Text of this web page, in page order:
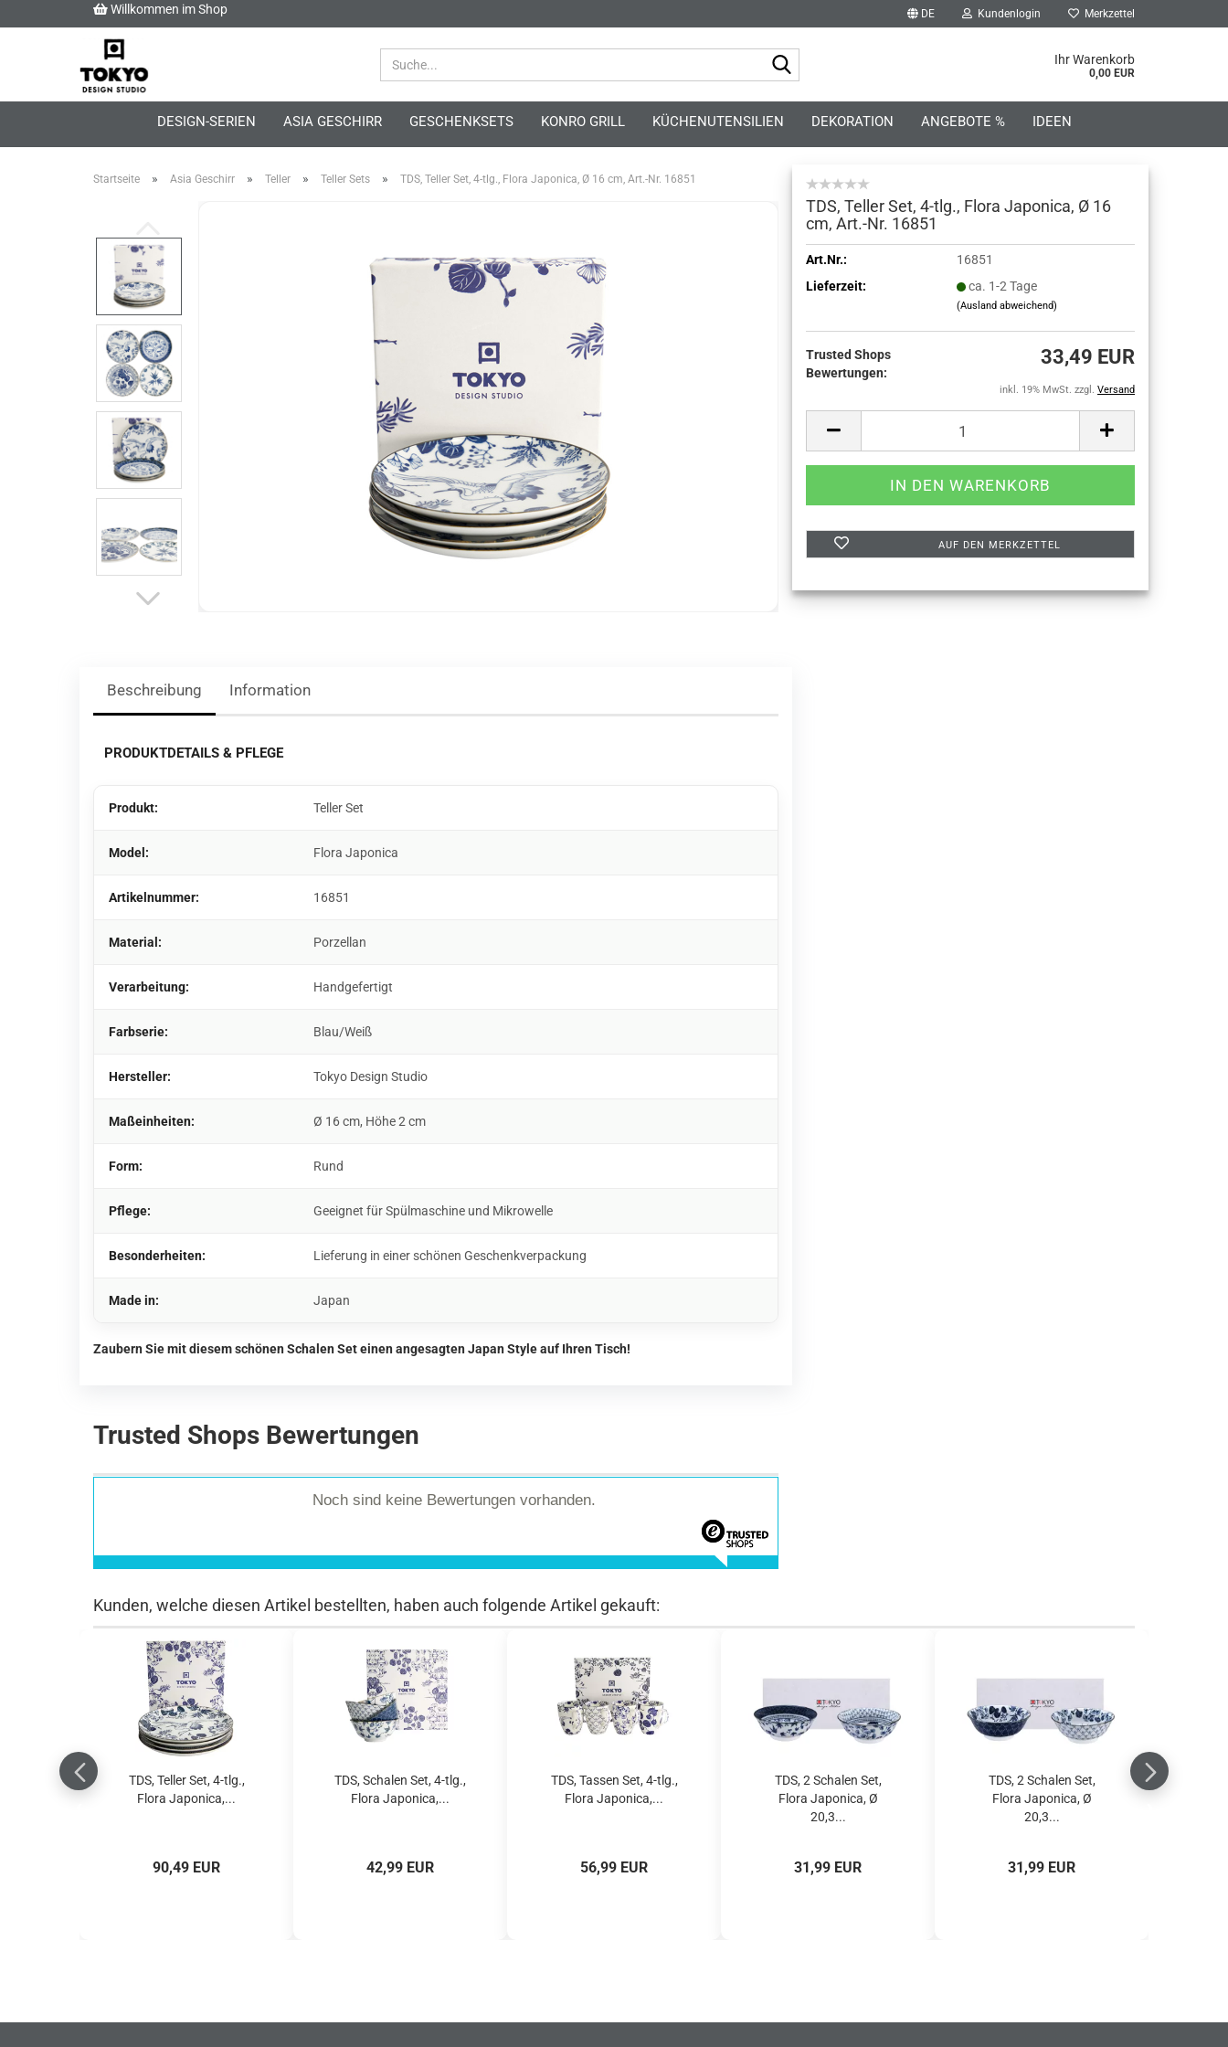
Willkommen im Shop DE Kundenlogin
Konto erstellen
Passwort vergessen?
Merkzettel
Ihr Warenkorb
0,00 EUR
DESIGN-SERIEN ASIA GESCHIRR GESCHENKSETS KONRO GRILL KÜCHENUTENSILIEN DEKORATION ANGEBOTE % IDEEN
Startseite » Asia Geschirr » Teller » Teller Sets » TDS, Teller Set, 4-tlg., Flora Japonica, Ø 16 cm, Art.-Nr. 16851
TDS, Teller Set, 4-tlg., Flora Japonica, Ø 16
cm, Art.-Nr. 16851
Art.Nr.:
16851
Lieferzeit:
ca. 1-2 Tage
(Ausland abweichend)
Trusted Shops
Bewertungen:
33,49 EUR
inkl. 19% MwSt. zzgl. Versand
AUF DEN MERKZETTEL
Beschreibung Information
PRODUKTDETAILS & PFLEGE
Produkt: Teller Set
Model: Flora Japonica
Artikelnummer: 16851
Material: Porzellan
Verarbeitung: Handgefertigt
Farbserie: Blau/Weiß
Hersteller: Tokyo Design Studio
Maßeinheiten: Ø 16 cm, Höhe 2 cm
Form: Rund
Pflege: Geeignet für Spülmaschine und Mikrowelle
Besonderheiten: Lieferung in einer schönen Geschenkverpackung
Made in: Japan
Zaubern Sie mit diesem schönen Schalen Set einen angesagten Japan Style auf Ihren Tisch!
Trusted Shops Bewertungen
Noch sind keine Bewertungen vorhanden.
Kunden, welche diesen Artikel bestellten, haben auch folgende Artikel gekauft:
TDS, Teller Set, 4-tlg.,
Flora Japonica,...
90,49 EUR
TDS, Schalen Set, 4-tlg.,
Flora Japonica,...
42,99 EUR
TDS, Tassen Set, 4-tlg.,
Flora Japonica,...
56,99 EUR
TDS, 2 Schalen Set,
Flora Japonica, Ø
20,3...
31,99 EUR
TDS, 2 Schalen Set,
Flora Japonica, Ø
20,3...
31,99 EUR